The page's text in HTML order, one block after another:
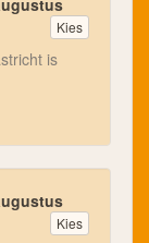
Kies
is
Kies